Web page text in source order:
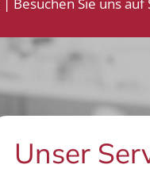
| Besuchen Sie uns auf
Unser